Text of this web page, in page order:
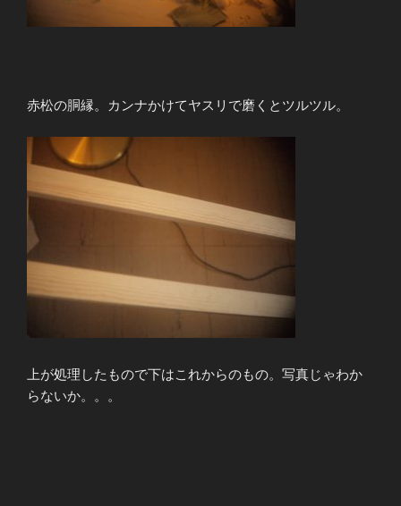
赤松の胴縁。カンナかけてヤスリで磨くとツルツル。
上が処理したもので下はこれからのもの。写真じゃわか
らないか。。。